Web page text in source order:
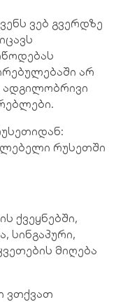
ვებ გვერდზე
არ
ადგილობრივი
რუსეთში
ქვეყნებში,
სინგაპური,
მიღება
ვთქვათ